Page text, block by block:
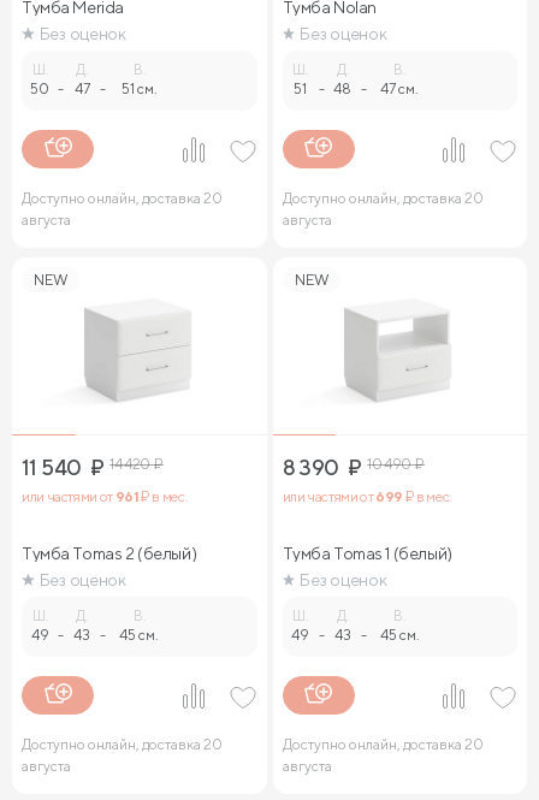
Тумба Merida
Без оценок
50 -
Д.
47 -
В.
51 см.
Доступно онлайн, доставка 20
августа
Тумба Nolan
Без оценок
51 -
Д.
48 -
В.
47 см.
Доступно онлайн, доставка 20
августа
NEW
11 540 ₽ 14 420₽
или частями от 961₽ в мес.
Тумба Tomas 2 (белый)
Без оценок
49 -
Д.
43 -
В.
45 см.
Доступно онлайн, доставка 20
августа
NEW
8 390 ₽ 10 490₽
или частями от699 ₽ в мес.
Тумба Tomas 1 (белый)
Без оценок
49 -
Д.
43 -
В.
45 см.
Доступно онлайн, доставка 20
августа